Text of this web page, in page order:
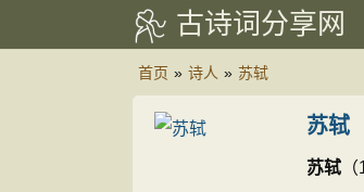
古诗词分享网
首页 » 诗人 » 苏轼
苏轼
苏轼